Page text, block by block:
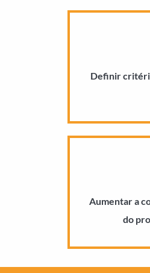
Definir
Aumentar a
do